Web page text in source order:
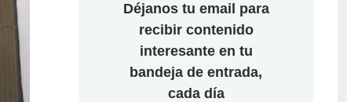
Déjanos tu email para
recibir contenido
interesante en tu
bandeja de entrada,
cada día